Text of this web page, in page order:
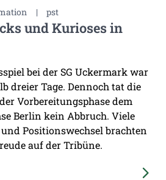
| pst
und Kurioses in
bei der SG Uckermark war
dreier Tage. Dennoch tat die
Vorbereitungsphase dem
Berlin kein Abbruch. Viele
Positionswechsel brachten
auf der Tribüne.